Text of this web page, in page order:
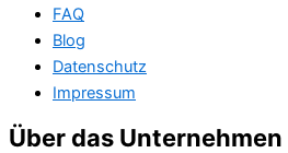
FAQ
Blog
Datenschutz
Impressum
Über das Unternehmen